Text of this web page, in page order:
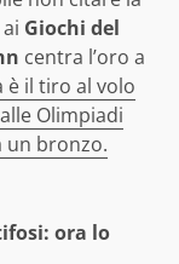
Giochi del
centra l’oro a
è il tiro al volo
Olimpiadi
un bronzo.
ora lo